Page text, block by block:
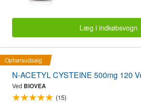
Læg i indkøbsvogn
Ophørsudsalg
N-ACETYL CYSTEINE 500mg 120
Ved BIOVEA
(15)